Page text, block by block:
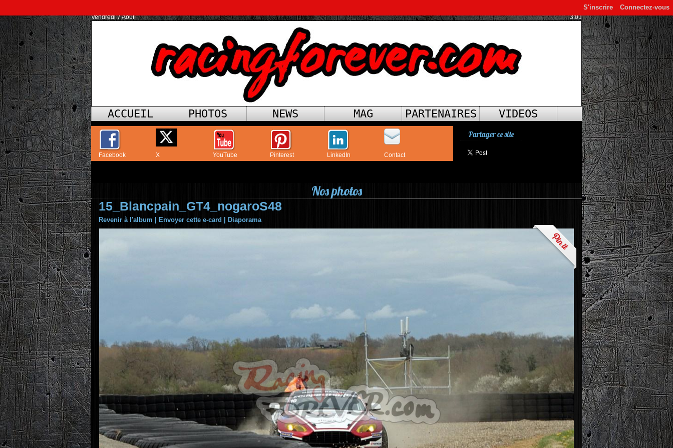
Connectez-vous
S'inscrire
Vendredi 7 Août 3:01
ACCUEIL PHOTOS NEWS MAG PARTENAIRES VIDEOS
Facebook X YouTube Pinterest LinkedIn Contact
Partager ce site
Nos photos
15_Blancpain_GT4_nogaroS48
Revenir à l'album Envoyer cette e-card Diaporama